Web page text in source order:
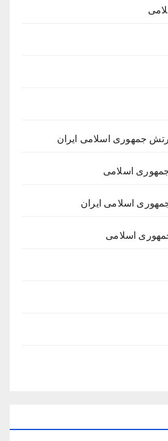
جمهوری اسلامی ایران
اسلامی
اسلامی ایران
اسلامی